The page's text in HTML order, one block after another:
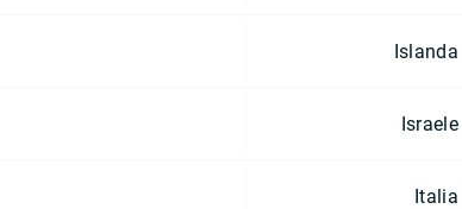
Islanda
Israele
Italia